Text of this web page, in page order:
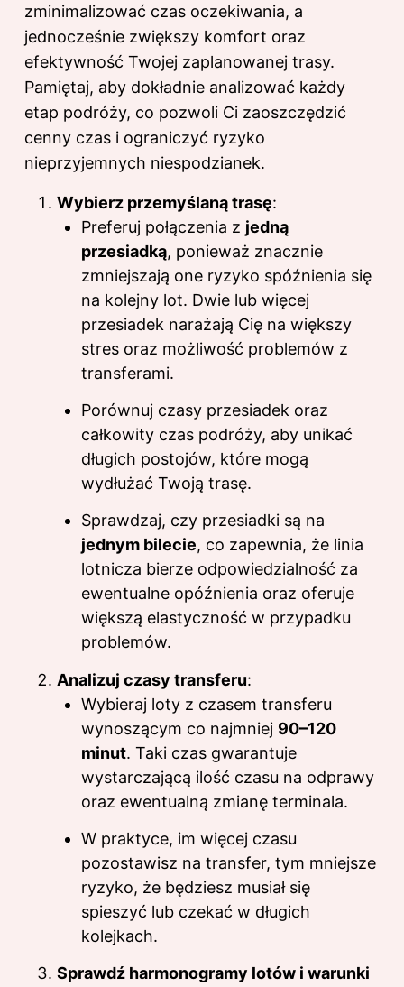
zminimalizować czas oczekiwania, a
jednocześnie zwiększy komfort oraz
efektywność Twojej zaplanowanej trasy.
Pamiętaj, aby dokładnie analizować każdy
etap podróży, co pozwoli Ci zaoszczędzić
cenny czas i ograniczyć ryzyko
nieprzyjemnych niespodzianek.
Wybierz przemyślaną trasę:
Preferuj połączenia z jedną
przesiadką, ponieważ znacznie
zmniejszają one ryzyko spóźnienia się
na kolejny lot. Dwie lub więcej
przesiadek narażają Cię na większy
stres oraz możliwość problemów z
transferami.
Porównuj czasy przesiadek oraz
całkowity czas podróży, aby unikać
długich postojów, które mogą
wydłużać Twoją trasę.
Sprawdzaj, czy przesiadki są na
jednym bilecie, co zapewnia, że linia
lotnicza bierze odpowiedzialność za
ewentualne opóźnienia oraz oferuje
większą elastyczność w przypadku
problemów.
Analizuj czasy transferu:
Wybieraj loty z czasem transferu
wynoszącym co najmniej 90–120
minut. Taki czas gwarantuje
wystarczającą ilość czasu na odprawy
oraz ewentualną zmianę terminala.
W praktyce, im więcej czasu
pozostawisz na transfer, tym mniejsze
ryzyko, że będziesz musiał się
spieszyć lub czekać w długich
kolejkach.
Sprawdź harmonogramy lotów i warunki